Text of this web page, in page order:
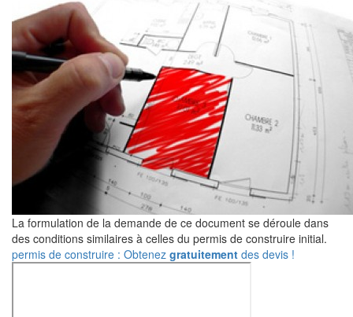
La formulation de la demande de ce document se déroule dans
des conditions similaires à celles du permis de construire initial.
permis de construire : Obtenez gratuitement des devis !